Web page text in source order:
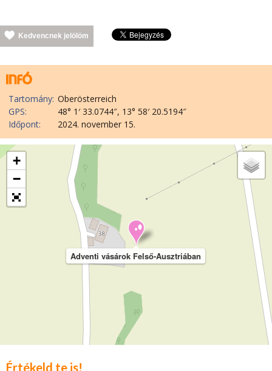
Kedvencnek jelölöm
Tartomány: Oberösterreich
GPS:
48° 1′ 33.0744″, 13° 58′ 20.5194″
Időpont:
2024. november 15.
Adventi vásárok Felső-Ausztriában
+
−
Értékeld te is!